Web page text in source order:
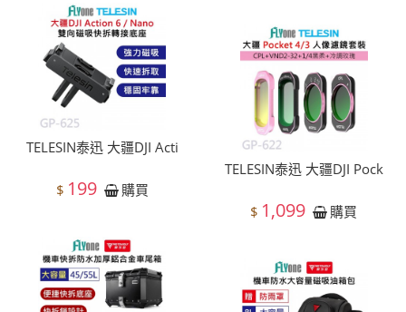
TELESIN泰迅 大疆DJI Acti
$ 199 購買
TELESIN泰迅 大疆DJI Pock
$ 1,099 購買